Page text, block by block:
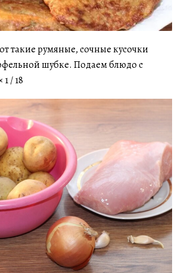
такие румяные, сочные кусочки
шубке. Подаем блюдо с
/ 18